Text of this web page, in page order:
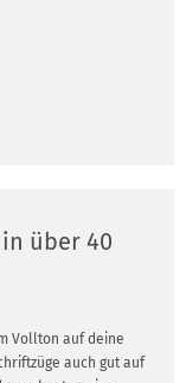
über 40
Vollton auf deine
auch gut auf